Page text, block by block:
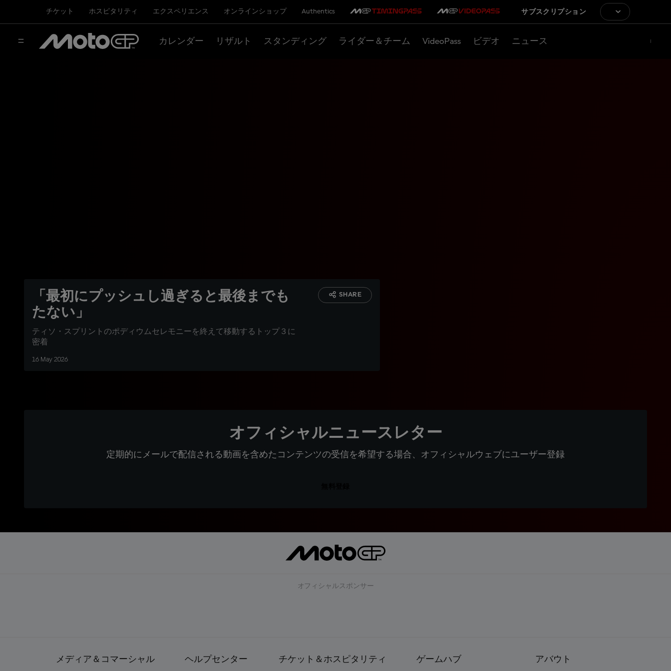
チケット ホスピタリティ エクスペリエンス オンラインショップ Authentics サブスクリプション
カレンダー リザルト スタンディング ライダー＆チーム VideoPass ビデオ ニュース
「最初にプッシュし過ぎると最後までも
たない」
ティソ・スプリントのポディウムセレモニーを終えて移動するトップ３に
密着
16 May 2026
SHARE
オフィシャルニュースレター
定期的にメールで配信される動画を含めたコンテンツの受信を希望する場合、オフィシャルウェブにユーザー登録
オフィシャルスポンサー
メディア＆コマーシャル ヘルプセンター チケット＆ホスピタリティ ゲームハブ アバウト